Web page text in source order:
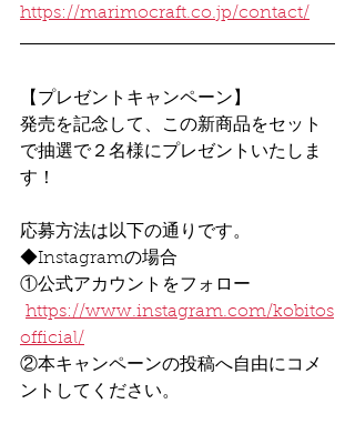
https://marimocraft.co.jp/contact/
【プレゼントキャンペーン】
発売を記念して、この新商品をセット
で抽選で２名様にプレゼントいたしま
す！
応募方法は以下の通りです。
◆Instagramの場合
①公式アカウントをフォロー
https://www.instagram.com/kobitos
official/
②本キャンペーンの投稿へ自由にコメ
ントしてください。